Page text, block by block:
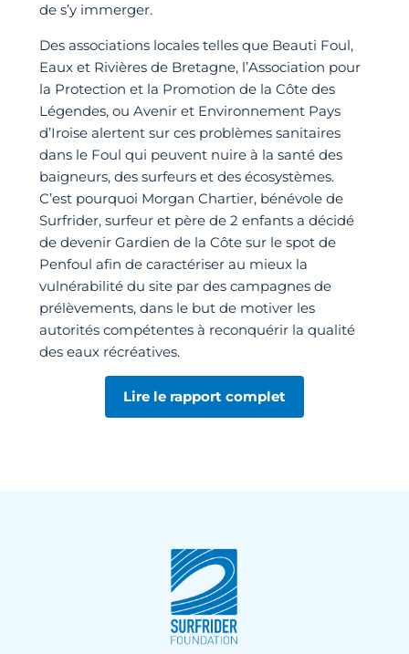
de s’y immerger.
Des associations locales telles que Beauti Foul,
Eaux et Rivières de Bretagne, l’Association pour
la Protection et la Promotion de la Côte des
Légendes, ou Avenir et Environnement Pays
d’Iroise alertent sur ces problèmes sanitaires
dans le Foul qui peuvent nuire à la santé des
baigneurs, des surfeurs et des écosystèmes.
C’est pourquoi Morgan Chartier, bénévole de
Surfrider, surfeur et père de 2 enfants a décidé
de devenir Gardien de la Côte sur le spot de
Penfoul afin de caractériser au mieux la
vulnérabilité du site par des campagnes de
prélèvements, dans le but de motiver les
autorités compétentes à reconquérir la qualité
des eaux récréatives.
Lire le rapport complet